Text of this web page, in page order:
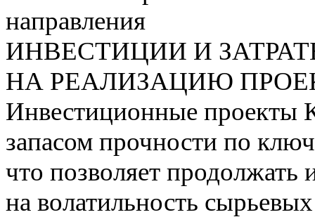
направления
ИНВЕСТИЦИИ И
НА РЕАЛИЗАЦИЮ
Инвестиционные проекты
запасом прочности по
что позволяет продолжать
на волатильность